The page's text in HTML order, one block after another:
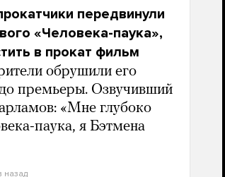
передвинули
«Человека-паука»,
в прокат фильм
обрушили его
премьеры. Озвучивший
«Мне глубоко
паука, я Бэтмена
назад